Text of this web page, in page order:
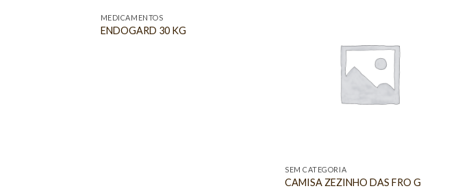
MEDICAMENTOS
ENDOGARD 30 KG
SEM CATEGORIA
CAMISA ZEZINHO DAS FRO G